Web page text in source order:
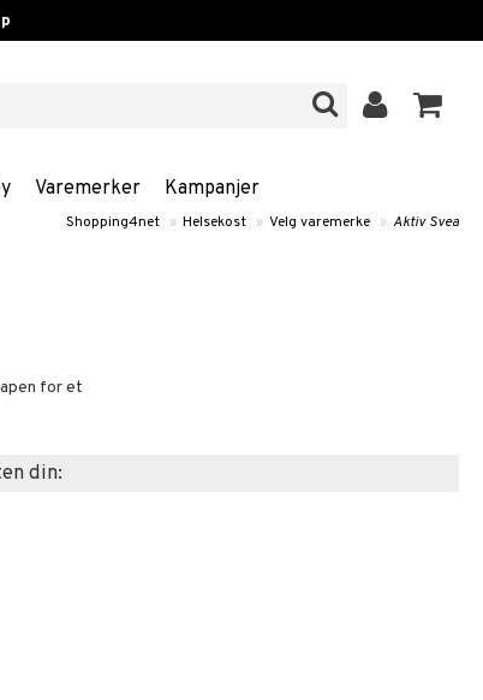
Varemerker Kampanjer
Shopping4net » Helsekost » Velg varemerke » Aktiv Svea
for et
din: